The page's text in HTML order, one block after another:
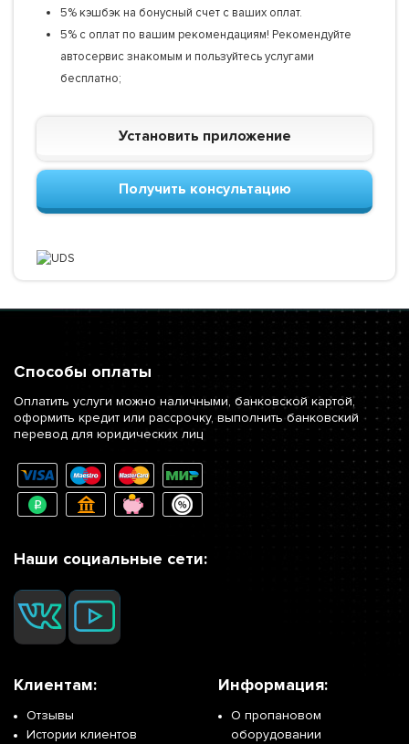
5% кэшбэк на бонусный счет с ваших оплат.
5% с оплат по вашим рекомендациям! Рекомендуйте
автосервис знакомым и пользуйтесь услугами
бесплатно;
Установить приложение
Получить консультацию
Способы оплаты
Оплатить услуги можно наличными, банковской картой,
оформить кредит или рассрочку, выполнить банковский
перевод для юридических лиц
Наши социальные сети:
Клиентам:
Отзывы
Истории клиентов
Информация:
О пропановом
оборудовании